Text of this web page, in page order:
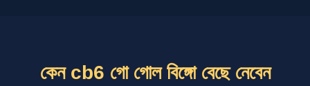
কেন cb6 গো গোল বিঙ্গো বেছে নেবেন